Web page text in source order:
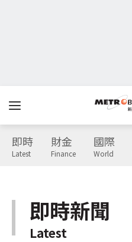
即時
Latest
財金
Finance
國際
World
即時新聞
Latest